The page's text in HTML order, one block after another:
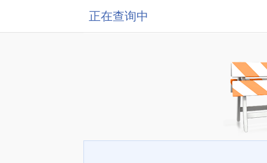
正在查询中